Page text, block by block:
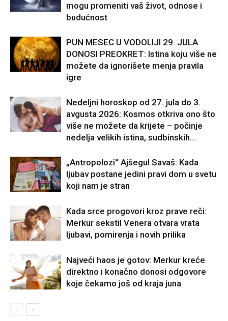
mogu promeniti vaš život, odnose i
budućnost
PUN MESEC U VODOLIJI 29. JULA
DONOSI PREOKRET: Istina koju više ne
možete da ignorišete menja pravila
igre
Nedeljni horoskop od 27. jula do 3.
avgusta 2026: Kosmos otkriva ono što
više ne možete da krijete – počinje
nedelja velikih istina, sudbinskih...
„Antropolozi“ Ajšegul Savaš: Kada
ljubav postane jedini pravi dom u svetu
koji nam je stran
Kada srce progovori kroz prave reči:
Merkur sekstil Venera otvara vrata
ljubavi, pomirenja i novih prilika
Najveći haos je gotov: Merkur kreće
direktno i konačno donosi odgovore
koje čekamo još od kraja juna